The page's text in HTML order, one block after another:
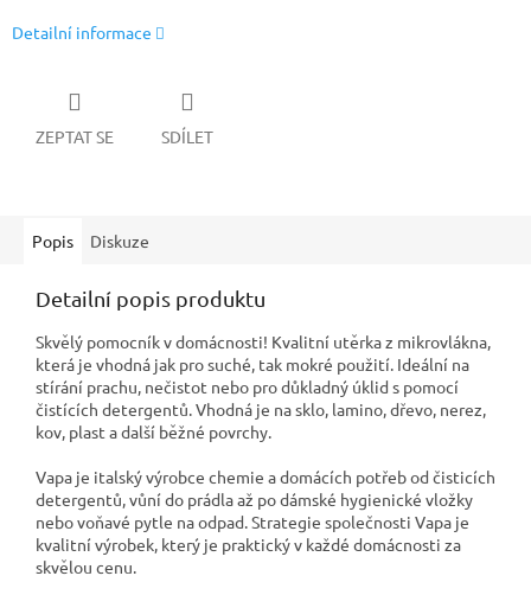
Detailní informace
ZEPTAT SE SDÍLET
Popis Diskuze
Detailní popis produktu
Skvělý pomocník v domácnosti! Kvalitní utěrka z mikrovlákna,
která je vhodná jak pro suché, tak mokré použití. Ideální na
stírání prachu, nečistot nebo pro důkladný úklid s pomocí
čistících detergentů. Vhodná je na sklo, lamino, dřevo, nerez,
kov, plast a další běžné povrchy.
Vapa je italský výrobce chemie a domácích potřeb od čisticích
detergentů, vůní do prádla až po dámské hygienické vložky
nebo voňavé pytle na odpad. Strategie společnosti Vapa je
kvalitní výrobek, který je praktický v každé domácnosti za
skvělou cenu.